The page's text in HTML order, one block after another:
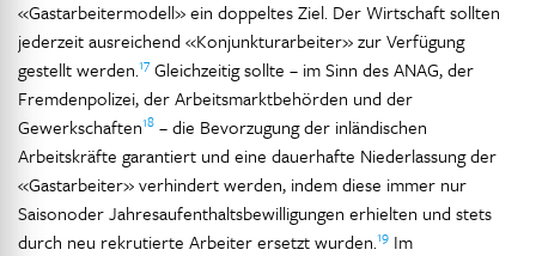
«Gastarbeitermodell» ein doppeltes Ziel. Der Wirtschaft sollten
jederzeit ausreichend «Konjunkturarbeiter» zur Verfügung
gestellt werden.17 Gleichzeitig sollte – im Sinn des ANAG, der
Fremdenpolizei, der Arbeitsmarktbehörden und der
Gewerkschaften18 – die Bevorzugung der inländischen
Arbeitskräfte garantiert und eine dauerhafte Niederlassung der
«Gastarbeiter» verhindert werden, indem diese immer nur
Saisonoder Jahresaufenthaltsbewilligungen erhielten und stets
durch neu rekrutierte Arbeiter ersetzt wurden.19 Im